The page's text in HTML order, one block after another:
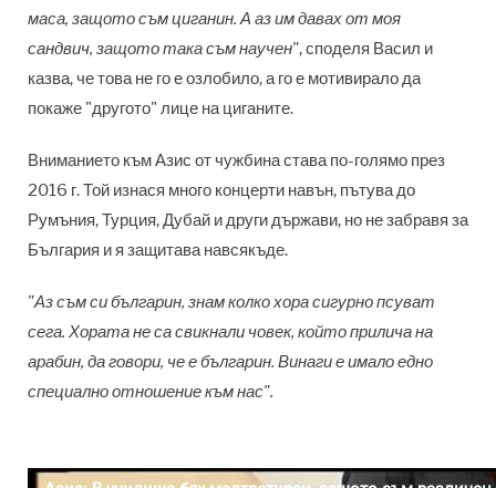
маса, защото съм циганин. А аз им давах от моя
сандвич, защото така съм научен", споделя Васил и
казва, че това не го е озлобило, а го е мотивирало да
покаже "другото" лице на циганите.
Вниманието към Азис от чужбина става по-голямо през
2016 г. Той изнася много концерти навън, пътува до
Румъния, Турция, Дубай и други държави, но не забравя за
България и я защитава навсякъде.
"Аз съм си българин, знам колко хора сигурно псуват
сега. Хората не са свикнали човек, който прилича на
арабин, да говори, че е българин. Винаги е имало едно
специално отношение към нас".